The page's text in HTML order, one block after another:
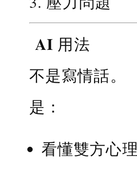
AI 用法
不是寫情話。
是：
看懂雙方心理